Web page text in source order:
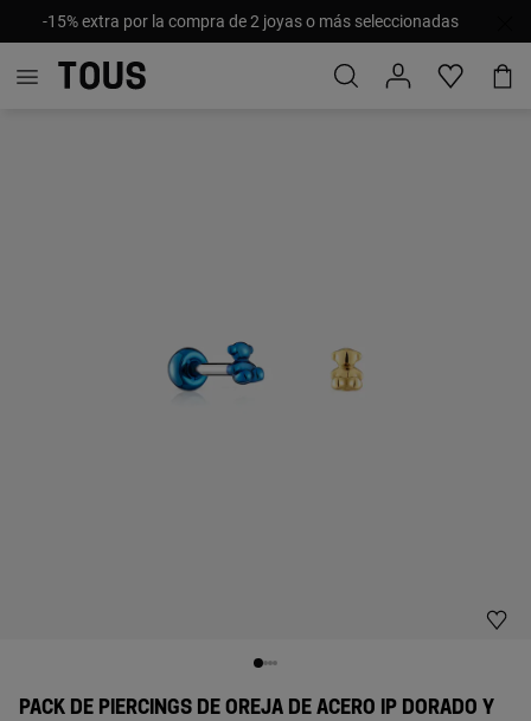
-15% extra por la compra de 2 joyas o más seleccionadas
PACK DE PIERCINGS DE OREJA DE ACERO IP DORADO Y